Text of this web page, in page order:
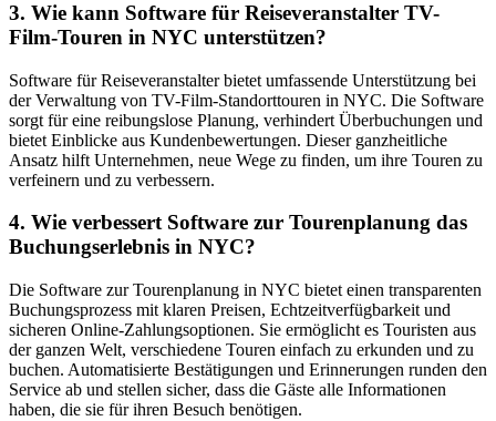
3. Wie kann Software für Reiseveranstalter TV-
Film-Touren in NYC unterstützen?
Software für Reiseveranstalter bietet umfassende Unterstützung bei
der Verwaltung von TV-Film-Standorttouren in NYC. Die Software
sorgt für eine reibungslose Planung, verhindert Überbuchungen und
bietet Einblicke aus Kundenbewertungen. Dieser ganzheitliche
Ansatz hilft Unternehmen, neue Wege zu finden, um ihre Touren zu
verfeinern und zu verbessern.
4. Wie verbessert Software zur Tourenplanung das
Buchungserlebnis in NYC?
Die Software zur Tourenplanung in NYC bietet einen transparenten
Buchungsprozess mit klaren Preisen, Echtzeitverfügbarkeit und
sicheren Online-Zahlungsoptionen. Sie ermöglicht es Touristen aus
der ganzen Welt, verschiedene Touren einfach zu erkunden und zu
buchen. Automatisierte Bestätigungen und Erinnerungen runden den
Service ab und stellen sicher, dass die Gäste alle Informationen
haben, die sie für ihren Besuch benötigen.